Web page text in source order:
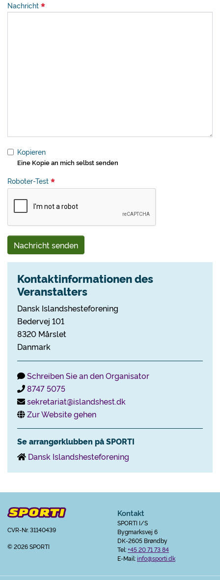
Nachricht
Kopieren
Eine Kopie an mich selbst senden
Roboter-Test
Nachricht senden
Kontaktinformationen des
Veranstalters
Dansk Islandshesteforening
Bedervej 101
8320 Mårslet
Danmark
Schreiben Sie an den Organisator
8747 5075
sekretariat@islandshest.dk
Zur Website gehen
Se arrangørklubben på SPORTI
Dansk Islandshesteforening
CVR-Nr. 31140439
© 2026 SPORTI
Kontakt
SPORTI I/S
Bygmarksvej 6
DK-2605 Brøndby
Tel:+45 20 71 73 84
E-Mail:info@sporti.dk